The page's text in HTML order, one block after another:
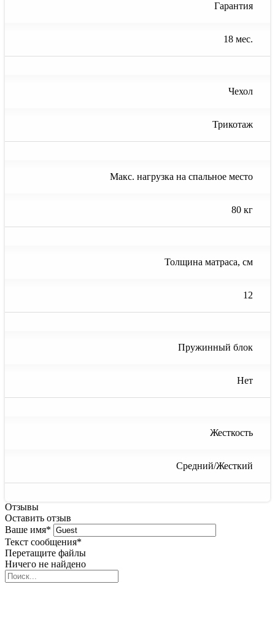
Гарантия
18 мес.
Чехол
Трикотаж
Макс. нагрузка на спальное место
80 кг
Толщина матраса, см
12
Пружинный блок
Нет
Жесткость
Средний/Жесткий
Отзывы
Оставить отзыв
Ваше имя*
Текст сообщения*
Перетащите файлы
Ничего не найдено